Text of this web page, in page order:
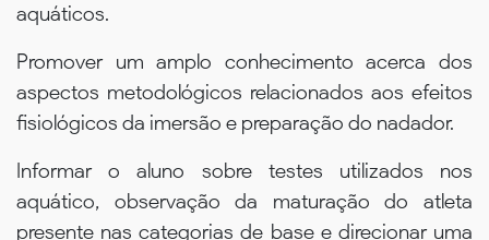
aquáticos.
Promover um amplo conhecimento acerca dos
aspectos metodológicos relacionados aos efeitos
fisiológicos da imersão e preparação do nadador.
Informar o aluno sobre testes utilizados nos
aquático, observação da maturação do atleta
presente nas categorias de base e direcionar uma